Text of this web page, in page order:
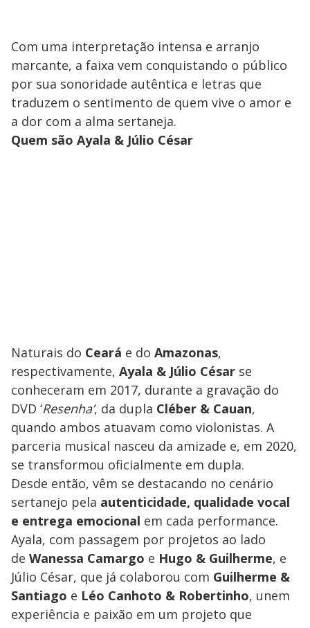
Com uma interpretação intensa e arranjo
marcante, a faixa vem conquistando o público
por sua sonoridade autêntica e letras que
traduzem o sentimento de quem vive o amor e
a dor com a alma sertaneja.
Quem são Ayala & Júlio César
Naturais do Ceará e do Amazonas,
respectivamente, Ayala & Júlio César se
conheceram em 2017, durante a gravação do
DVD ‘Resenha’, da dupla Cléber & Cauan,
quando ambos atuavam como violonistas. A
parceria musical nasceu da amizade e, em 2020,
se transformou oficialmente em dupla.
Desde então, vêm se destacando no cenário
sertanejo pela autenticidade, qualidade vocal
e entrega emocional em cada performance.
Ayala, com passagem por projetos ao lado
de Wanessa Camargo e Hugo & Guilherme, e
Júlio César, que já colaborou com Guilherme &
Santiago e Léo Canhoto & Robertinho, unem
experiência e paixão em um projeto que